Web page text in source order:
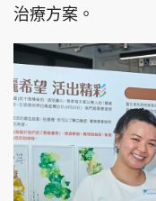
治療方案。